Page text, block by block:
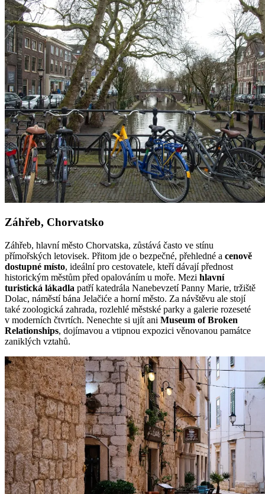
Záhřeb, Chorvatsko
Záhřeb, hlavní město Chorvatska, zůstává často ve stínu
přímořských letovisek. Přitom jde o bezpečné, přehledné a cenově
dostupné místo, ideální pro cestovatele, kteří dávají přednost
historickým městům před opalováním u moře. Mezi hlavní
turistická lákadla patří katedrála Nanebevzetí Panny Marie, tržiště
Dolac, náměstí bána Jelačiće a horní město. Za návštěvu ale stojí
také zoologická zahrada, rozlehlé městské parky a galerie rozeseté
v moderních čtvrtích. Nenechte si ujít ani Museum of Broken
Relationships, dojímavou a vtipnou expozici věnovanou památce
zaniklých vztahů.